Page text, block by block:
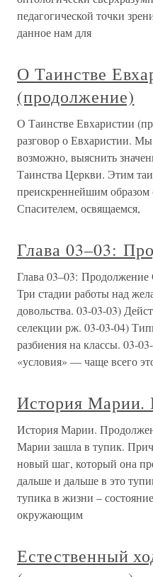
педагогической точки
данное нам для
О Таинстве
(продолжение)
О Таинстве Евхаристии
разговор о Евхаристии.
возможно, выяснить
Таинства Церкви. Этим
преискреннейшим
Спасителем, освящаемся,
Глава 03–03:
Глава 03–03:
Три стадии работы над
довольства. 03-03-03)
селекции рж. 03-03-04)
разбиения на классы. 03-
«условия» — чаще всего
История Марии.
История Марии.
Марии зашла в тупик.
новый шаг, который она
дальше и дальше в это
тупика в жизни –
окружающим
Естественный